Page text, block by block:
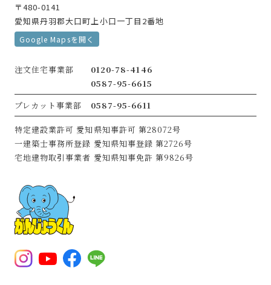
〒480-0141
愛知県丹羽郡大口町上小口一丁目2番地
Google Mapsを開く
注文住宅事業部
0120-78-4146
0587-95-6615
プレカット事業部
0587-95-6611
特定建設業許可 愛知県知事許可 第28072号
一建築士事務所登録 愛知県知事登録 第2726号
宅地建物取引事業者 愛知県知事免許 第9826号